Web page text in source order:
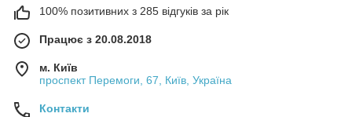
100% позитивних з 285 відгуків за рік
Працює з 20.08.2018
м. Київ
проспект Перемоги, 67, Київ, Україна
Контакти